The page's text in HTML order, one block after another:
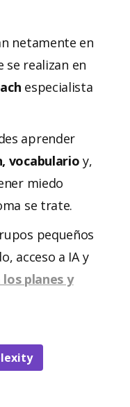
netamente en
se realizan en
especialista
aprender
vocabulario y,
miedo
se trate.
pequeños
acceso a IA y
los planes y